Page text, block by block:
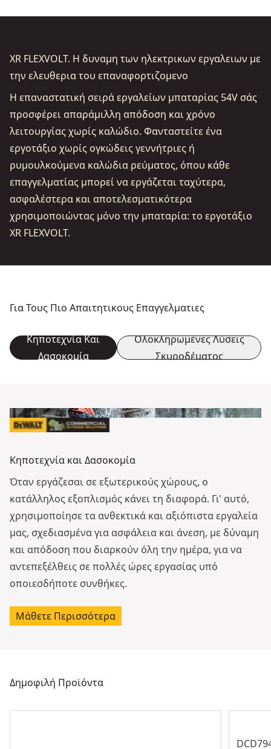
XR FLEXVOLT. Η δυναμη των ηλεκτρικων εργαλειων με
την ελευθερια του επαναφορτιζομενο
Η επαναστατική σειρά εργαλείων μπαταρίας 54V σάς
προσφέρει απαράμιλλη απόδοση και χρόνο
λειτουργίας χωρίς καλώδιο. Φανταστείτε ένα
εργοτάξιο χωρίς ογκώδεις γεννήτριες ή
ρυμουλκούμενα καλώδια ρεύματος, όπου κάθε
επαγγελματίας μπορεί να εργάζεται ταχύτερα,
ασφαλέστερα και αποτελεσματικότερα
χρησιμοποιώντας μόνο την μπαταρία: το εργοτάξιο
XR FLEXVOLT.
Για Τους Πιο Απαιτητικους Επαγγελματιες
Κηποτεχνία Και
Δασοκομία
Ολοκληρωμένες Λύσεις
Σκυροδέματος
Κηποτεχνία και Δασοκομία
Όταν εργάζεσαι σε εξωτερικούς χώρους, ο
κατάλληλος εξοπλισμός κάνει τη διαφορά. Γι' αυτό,
χρησιμοποίησε τα ανθεκτικά και αξιόπιστα εργαλεία
μας, σχεδιασμένα για ασφάλεια και άνεση, με δύναμη
και απόδοση που διαρκούν όλη την ημέρα, για να
αντεπεξέλθεις σε πολλές ώρες εργασίας υπό
οποιεσδήποτε συνθήκες.
Μάθετε Περισσότερα
Δημοφιλή Προϊόντα